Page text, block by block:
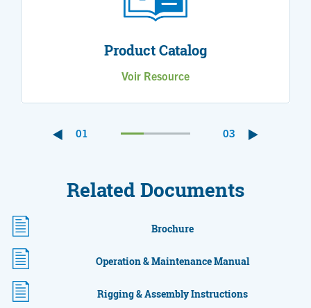
Product Catalog
Voir Resource
01 03
Related Documents
Brochure
Operation & Maintenance Manual
Rigging & Assembly Instructions